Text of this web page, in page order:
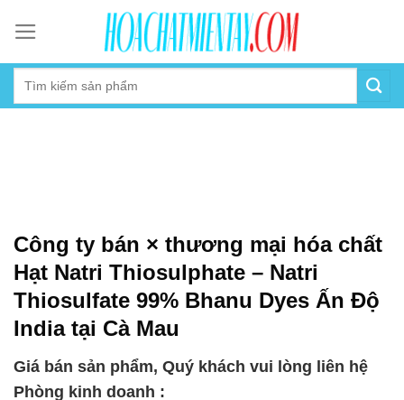
content
Công ty bán × thương mại hóa chất
Hạt Natri Thiosulphate – Natri
Thiosulfate 99% Bhanu Dyes Ấn Độ
India tại Cà Mau
Giá bán sản phẩm, Quý khách vui lòng liên hệ
Phòng kinh doanh :